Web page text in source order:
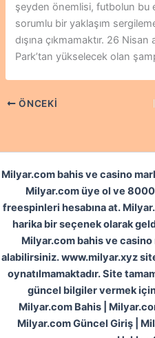
şeyden önemlisi, futbolun bu
sorumlu bir yaklaşım
dışına çıkmamaktır. 26
Park’tan yükselecek olan
ÖNCEKI
Milyar.com bahis ve casino
Milyar.com üye ol ve
freespinleri hesabına at.
harika bir seçenek olarak
Milyar.com bahis ve
alabilirsiniz. www.milyar.xyz
oynatılmamaktadır. Site
güncel bilgiler vermek
Milyar.com Bahis |
Milyar.com Güncel Giriş |